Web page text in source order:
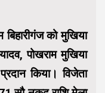
बिहारीगंज को मुखिया
पोखराम मुखिया
किया। विजेता